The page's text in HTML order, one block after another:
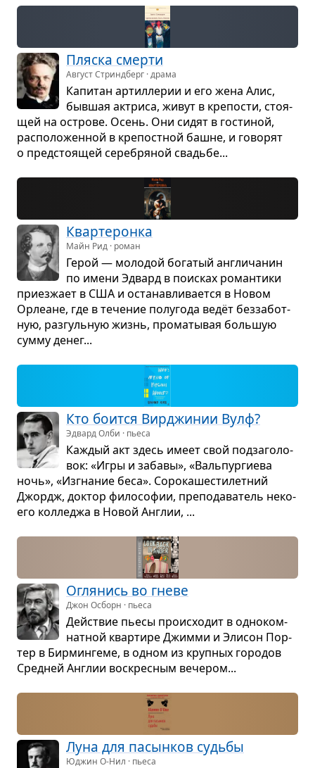
Пляска смерти
Август Стриндберг · драма
Капи­тан артил­ле­рии и его жена Алис,
быв­шая актриса, живут в кре­по­сти, сто­я­
щей на острове. Осень. Они сидят в гости­ной,
рас­по­ло­жен­ной в кре­пост­ной башне, и гово­рят
о пред­сто­я­щей сере­бря­ной сва­дьбе...
Квар­те­ронка
Майн Рид · роман
Герой — моло­дой бога­тый англи­ча­нин
по имени Эдвард в поис­ках роман­тики
при­ез­жает в США и оста­нав­ли­ва­ется в Новом
Орле­ане, где в тече­ние полу­года ведёт без­за­бот­
ную, раз­гуль­ную жизнь, про­ма­ты­вая боль­шую
сумму денег...
Кто боится Вир­джи­нии Вулф?
Эдвард Олби · пьеса
Каж­дый акт здесь имеет свой под­за­го­ло­
вок: «Игры и забавы», «Валь­пур­ги­ева
ночь», «Изгна­ние беса». Соро­ка­ше­сти­лет­ний
Джордж, док­тор фило­со­фии, пре­по­да­ва­тель неко­
его кол­ле­джа в Новой Англии, ...
Огля­нись во гневе
Джон Осборн · пьеса
Действие пьесы про­ис­хо­дит в одно­ком­
нат­ной квар­тире Джимми и Эли­сон Пор­
тер в Бир­мин­геме, в одном из круп­ных горо­дов
Сред­ней Англии вос­крес­ным вече­ром...
Луна для пасын­ков судьбы
Юджин О-Нил · пьеса